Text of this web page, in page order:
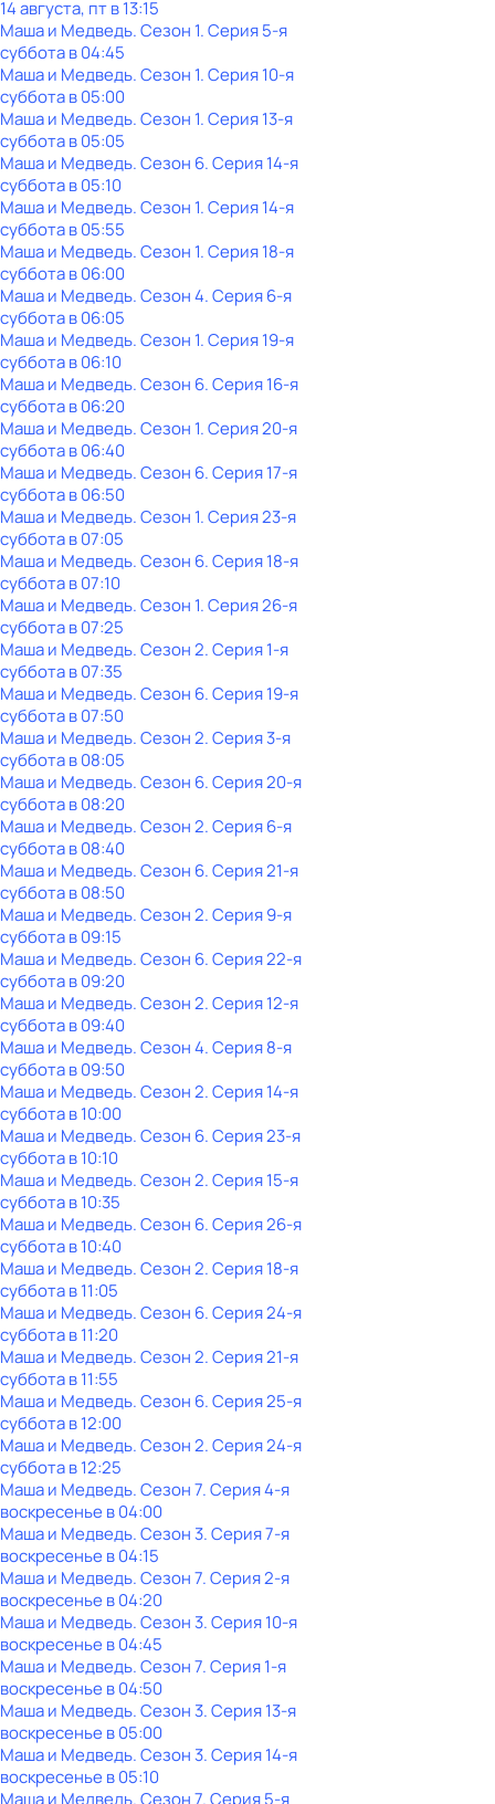
14 августа, пт в 13:15
Маша и Медведь. Сезон 1. Серия 5-я
субботав04:45
Маша и Медведь. Сезон 1. Серия 10-я
субботав05:00
Маша и Медведь. Сезон 1. Серия 13-я
субботав05:05
Маша и Медведь. Сезон 6. Серия 14-я
субботав05:10
Маша и Медведь. Сезон 1. Серия 14-я
субботав05:55
Маша и Медведь. Сезон 1. Серия 18-я
субботав06:00
Маша и Медведь. Сезон 4. Серия 6-я
субботав06:05
Маша и Медведь. Сезон 1. Серия 19-я
субботав06:10
Маша и Медведь. Сезон 6. Серия 16-я
субботав06:20
Маша и Медведь. Сезон 1. Серия 20-я
субботав06:40
Маша и Медведь. Сезон 6. Серия 17-я
субботав06:50
Маша и Медведь. Сезон 1. Серия 23-я
субботав07:05
Маша и Медведь. Сезон 6. Серия 18-я
субботав07:10
Маша и Медведь. Сезон 1. Серия 26-я
субботав07:25
Маша и Медведь. Сезон 2. Серия 1-я
субботав07:35
Маша и Медведь. Сезон 6. Серия 19-я
субботав07:50
Маша и Медведь. Сезон 2. Серия 3-я
субботав08:05
Маша и Медведь. Сезон 6. Серия 20-я
субботав08:20
Маша и Медведь. Сезон 2. Серия 6-я
субботав08:40
Маша и Медведь. Сезон 6. Серия 21-я
субботав08:50
Маша и Медведь. Сезон 2. Серия 9-я
субботав09:15
Маша и Медведь. Сезон 6. Серия 22-я
субботав09:20
Маша и Медведь. Сезон 2. Серия 12-я
субботав09:40
Маша и Медведь. Сезон 4. Серия 8-я
субботав09:50
Маша и Медведь. Сезон 2. Серия 14-я
субботав10:00
Маша и Медведь. Сезон 6. Серия 23-я
субботав10:10
Маша и Медведь. Сезон 2. Серия 15-я
субботав10:35
Маша и Медведь. Сезон 6. Серия 26-я
субботав10:40
Маша и Медведь. Сезон 2. Серия 18-я
субботав11:05
Маша и Медведь. Сезон 6. Серия 24-я
субботав11:20
Маша и Медведь. Сезон 2. Серия 21-я
субботав11:55
Маша и Медведь. Сезон 6. Серия 25-я
субботав12:00
Маша и Медведь. Сезон 2. Серия 24-я
субботав12:25
Маша и Медведь. Сезон 7. Серия 4-я
воскресенье в04:00
Маша и Медведь. Сезон 3. Серия 7-я
воскресенье в04:15
Маша и Медведь. Сезон 7. Серия 2-я
воскресенье в04:20
Маша и Медведь. Сезон 3. Серия 10-я
воскресенье в04:45
Маша и Медведь. Сезон 7. Серия 1-я
воскресенье в04:50
Маша и Медведь. Сезон 3. Серия 13-я
воскресенье в05:00
Маша и Медведь. Сезон 3. Серия 14-я
воскресенье в05:10
Маша и Медведь. Сезон 7. Серия 5-я